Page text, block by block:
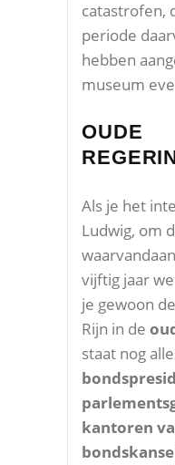
catastrofen,
periode
hebben
museum
OUDE
Als je het
Ludwig, om
vijftig jaar
je gewoon
Rijn in de
staat nog
kantoren